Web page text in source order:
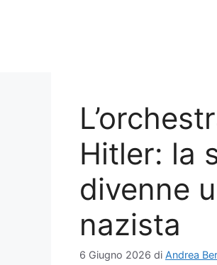
Hitler: la
divenne
nazista
6 Giugno 2026 di Andrea